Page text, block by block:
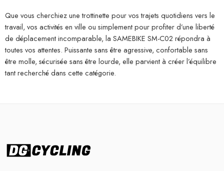
Que vous cherchiez une trottinette pour vos trajets quotidiens vers le
travail, vos activités en ville ou simplement pour profiter d’une liberté
de déplacement incomparable, la SAMEBIKE SM-C02 répondra à
toutes vos attentes. Puissante sans être agressive, confortable sans
être molle, sécurisée sans être lourde, elle parvient à créer l’équilibre
tant recherché dans cette catégorie.